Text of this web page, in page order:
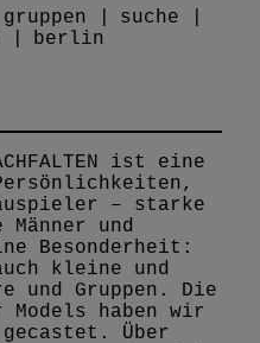
gruppen
suche
berlin
ist eine
– starke
und
Besonderheit:
kleine und
und Gruppen. Die
haben wir
Über